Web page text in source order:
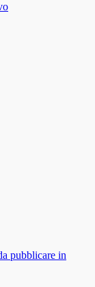
pubblicare in